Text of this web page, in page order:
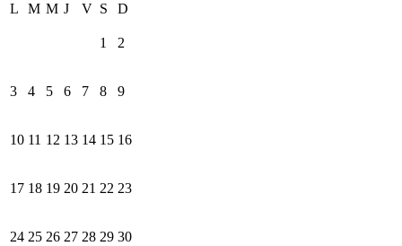
L
M M J V S D
1 2
3 4 5 6 7 8 9
10 11 12 13 14 15 16
17 18 19 20 21 22 23
24 25 26 27 28 29 30